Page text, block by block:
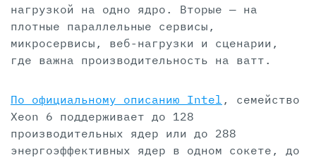
нагрузкой на одно ядро. Вторые — на
плотные параллельные сервисы,
микросервисы, веб-нагрузки и сценарии,
где важна производительность на ватт.
По официальному описанию Intel , семейство
Xeon 6 поддерживает до 128
производительных ядер или до 288
энергоэффективных ядер в одном сокете, до